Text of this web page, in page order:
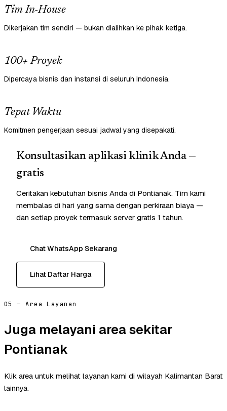
Tim In-House
Dikerjakan tim sendiri — bukan dialihkan ke pihak ketiga.
100+ Proyek
Dipercaya bisnis dan instansi di seluruh Indonesia.
Tepat Waktu
Komitmen pengerjaan sesuai jadwal yang disepakati.
Konsultasikan aplikasi klinik Anda —
gratis
Ceritakan kebutuhan bisnis Anda di Pontianak. Tim kami
membalas di hari yang sama dengan perkiraan biaya —
dan setiap proyek termasuk server gratis 1 tahun.
Chat WhatsApp Sekarang
Lihat Daftar Harga
05 — Area Layanan
Juga melayani area sekitar
Pontianak
Klik area untuk melihat layanan kami di wilayah Kalimantan Barat
lainnya.